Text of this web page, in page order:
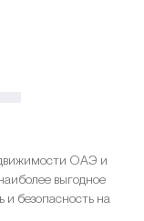
ОАЭ и
выгодное
безопасность на